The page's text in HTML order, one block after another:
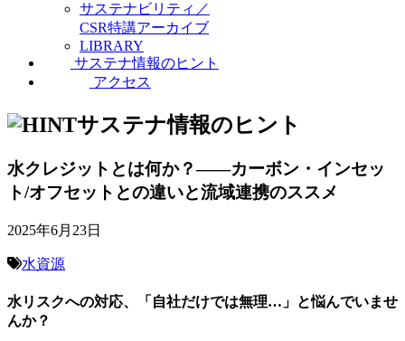
サステナビリティ／
CSR特講アーカイブ
LIBRARY
サステナ情報のヒント
アクセス
サステナ情報のヒント
水クレジットとは何か？――カーボン・インセッ
ト/オフセットとの違いと流域連携のススメ
2025年6月23日
水資源
水リスクへの対応、「自社だけでは無理…」と悩んでいませ
んか？